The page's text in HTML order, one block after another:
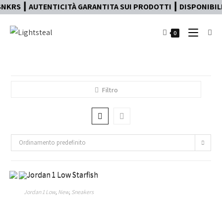
AUTENTICITÀ GARANTITA SUI PRODOTTI ┃
0
Filtro
Ordinamento predefinito
Jordan 1 Low, New, Sneakers